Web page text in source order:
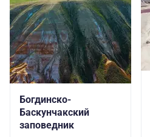
Богдинско-
Баскунчакский
заповедник